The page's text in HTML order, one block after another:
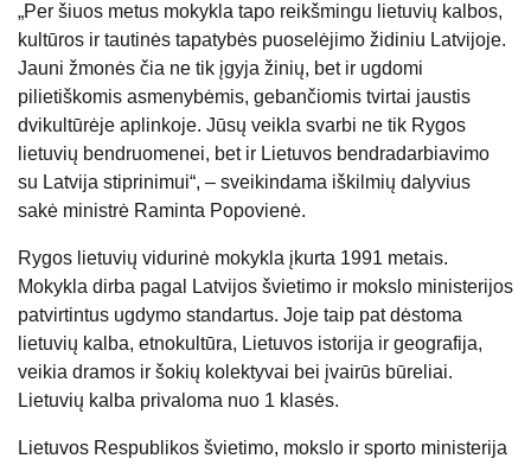
„Per šiuos metus mokykla tapo reikšmingu lietuvių kalbos,
kultūros ir tautinės tapatybės puoselėjimo židiniu Latvijoje.
Jauni žmonės čia ne tik įgyja žinių, bet ir ugdomi
pilietiškomis asmenybėmis, gebančiomis tvirtai jaustis
dvikultūrėje aplinkoje. Jūsų veikla svarbi ne tik Rygos
lietuvių bendruomenei, bet ir Lietuvos bendradarbiavimo
su Latvija stiprinimui“, – sveikindama iškilmių dalyvius
sakė ministrė Raminta Popovienė.
Rygos lietuvių vidurinė mokykla įkurta 1991 metais.
Mokykla dirba pagal Latvijos švietimo ir mokslo ministerijos
patvirtintus ugdymo standartus. Joje taip pat dėstoma
lietuvių kalba, etnokultūra, Lietuvos istorija ir geografija,
veikia dramos ir šokių kolektyvai bei įvairūs būreliai.
Lietuvių kalba privaloma nuo 1 klasės.
Lietuvos Respublikos švietimo, mokslo ir sporto ministerija